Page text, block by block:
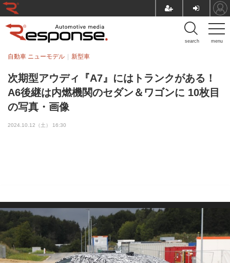
menu
search
次期型アウディ『A7』にはトランクがある！
A6後継は内燃機関のセダン＆ワゴンに 10枚目
の写真・画像
自動車 ニューモデル 新型車
2024.10.12（土） 16:30